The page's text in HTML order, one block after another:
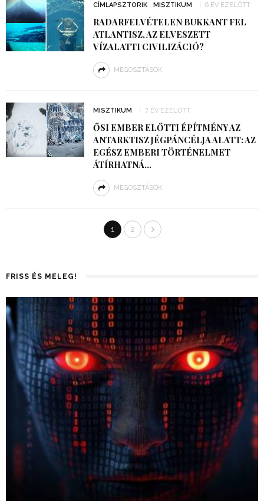
CÍMLAPSZTORIK MISZTIKUM 6 ÉV EZELŐTT
RADARFELVÉTELEN BUKKANT FEL
ATLANTISZ, AZ ELVESZETT
VÍZALATTI CIVILIZÁCIÓ?
MEGOSZTÁSOK
MISZTIKUM 7 ÉV EZELŐTT
ŐSI EMBER ELŐTTI ÉPÍTMÉNY AZ
ANTARKTISZ JÉGPÁNCÉLJA ALATT: AZ
EGÉSZ EMBERI TÖRTÉNELMET
ÁTÍRHATNÁ…
MEGOSZTÁSOK
1 2
FRISS ÉS MELEG!